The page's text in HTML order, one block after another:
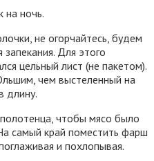
на ночь.
не огорчайтесь, будем
Для этого
цельный лист (не пакетом).
чем выстеленный на
длину.
чтобы мясо было
самый край поместить фарш
и похлопывая.